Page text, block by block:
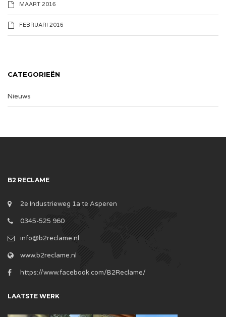
MAART 2016
FEBRUARI 2016
CATEGORIEËN
Nieuws
B2 RECLAME
2e Industrieweg 1a te Asperen
0345-525 960
info@b2reclame.nl
www.b2reclame.nl
https://www.facebook.com/B2Reclame/
LAATSTE WERK